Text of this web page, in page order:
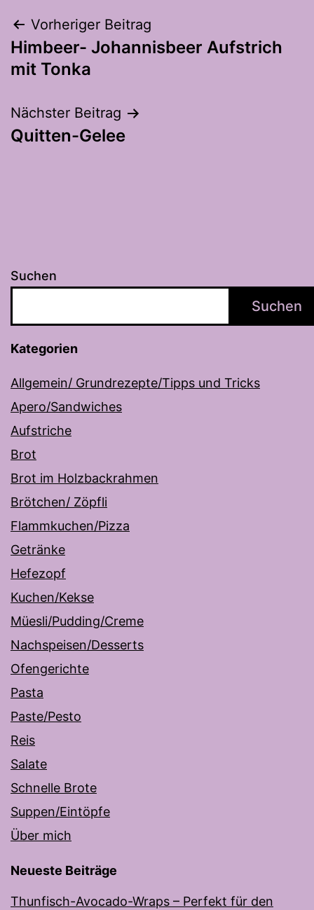
Beitragsnavigation
Vorheriger Beitrag
Himbeer- Johannisbeer Aufstrich
mit Tonka
Nächster Beitrag
Quitten-Gelee
Suchen
Suchen
Kategorien
Allgemein/ Grundrezepte/Tipps und Tricks
Apero/Sandwiches
Aufstriche
Brot
Brot im Holzbackrahmen
Brötchen/ Zöpfli
Flammkuchen/Pizza
Getränke
Hefezopf
Kuchen/Kekse
Müesli/Pudding/Creme
Nachspeisen/Desserts
Ofengerichte
Pasta
Paste/Pesto
Reis
Salate
Schnelle Brote
Suppen/Eintöpfe
Über mich
Neueste Beiträge
Thunfisch-Avocado-Wraps – Perfekt für den